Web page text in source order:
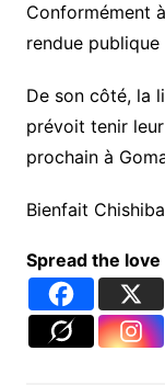
Conformément
rendue
De son côté, la
prévoit tenir
prochain à
Bienfait
Spread the love